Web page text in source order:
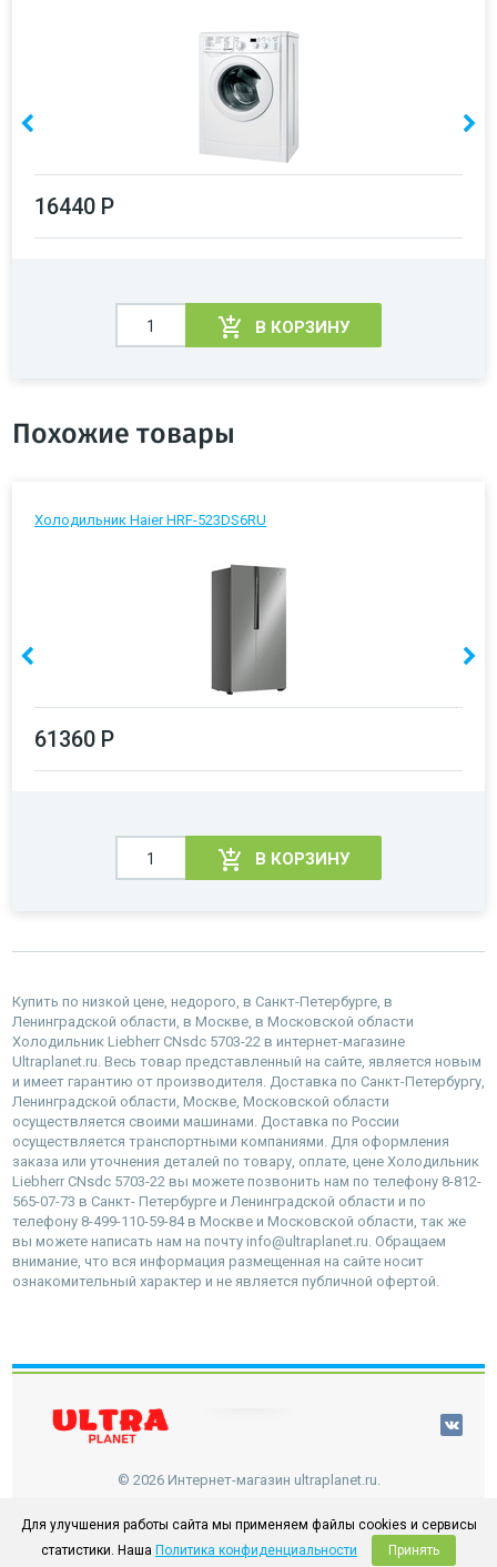
16440 Р
В КОРЗИНУ
Похожие товары
Холодильник Haier HRF-523DS6RU
61360 Р
В КОРЗИНУ
Купить по низкой цене, недорого, в Санкт-Петербурге, в
Ленинградской области, в Москве, в Московской области
Холодильник Liebherr CNsdc 5703-22 в интернет-магазине
Ultraplanet.ru. Весь товар представленный на сайте, является новым
и имеет гарантию от производителя. Доставка по Санкт-Петербургу,
Ленинградской области, Москве, Московской области
осуществляется своими машинами. Доставка по России
осуществляется транспортными компаниями. Для оформления
заказа или уточнения деталей по товару, оплате, цене Холодильник
Liebherr CNsdc 5703-22 вы можете позвонить нам по телефону 8-812-
565-07-73 в Санкт- Петербурге и Ленинградской области и по
телефону 8-499-110-59-84 в Москве и Московской области, так же
вы можете написать нам на почту info@ultraplanet.ru. Обращаем
внимание, что вся информация размещенная на сайте носит
ознакомительный характер и не является публичной офертой.
© 2026 Интернет-магазин ultraplanet.ru.
наверх
Для улучшения работы сайта мы применяем файлы cookies и сервисы
статистики. Наша Политика конфиденциальности Принять